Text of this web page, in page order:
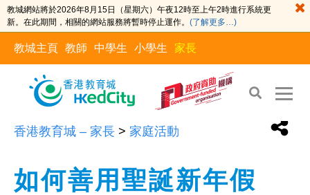
教城網站將於2026年8月15日（星期六）午夜12時至上午2時進行系統更
新。在此期間，相關的網站服務將暫時停止運作。 (了解更多…)
教城主頁 教師 中學生 小學生 家長
香港教育城 – 家長 > 家庭活動
如何善用聖誕新年假